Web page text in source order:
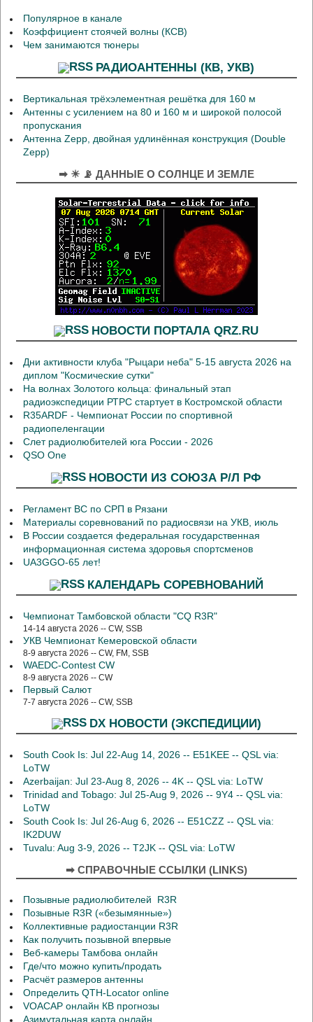
Популярное в канале
Коэффициент стоячей волны (КСВ)
Чем занимаются тюнеры
РАДИОАНТЕННЫ (КВ, УКВ)
Вертикальная трёхэлементная решётка для 160 м
Антенны с усилением на 80 и 160 м и широкой полосой
пропускания
Антенна Zepp, двойная удлинённая конструкция (Double
Zepp)
➡ ☀ 📡 ДАННЫЕ О СОЛНЦЕ И ЗЕМЛЕ
НОВОСТИ ПОРТАЛА QRZ.RU
Дни активности клуба "Рыцари неба" 5-15 августа 2026 на
диплом "Космические сутки"
На волнах Золотого кольца: финальный этап
радиоэкспедиции РТРС стартует в Костромской области
R35ARDF - Чемпионат России по спортивной
радиопеленгации
Слет радиолюбителей юга России - 2026
QSO One
НОВОСТИ ИЗ СОЮЗА Р/Л РФ
Регламент ВС по СРП в Рязани
Материалы соревнований по радиосвязи на УКВ, июль
В России создается федеральная государственная
информационная система здоровья спортсменов
UA3GGO-65 лет!
КАЛЕНДАРЬ СОРЕВНОВАНИЙ
Чемпионат Тамбовской области "CQ R3R"
14-14 августа 2026 -- CW, SSB
УКВ Чемпионат Кемеровской области
8-9 августа 2026 -- CW, FM, SSB
WAEDC-Contest CW
8-9 августа 2026 -- CW
Первый Салют
7-7 августа 2026 -- CW, SSB
DX НОВОСТИ (ЭКСПЕДИЦИИ)
South Cook Is: Jul 22-Aug 14, 2026 -- E51KEE -- QSL via:
LoTW
Azerbaijan: Jul 23-Aug 8, 2026 -- 4K -- QSL via: LoTW
Trinidad and Tobago: Jul 25-Aug 9, 2026 -- 9Y4 -- QSL via:
LoTW
South Cook Is: Jul 26-Aug 6, 2026 -- E51CZZ -- QSL via:
IK2DUW
Tuvalu: Aug 3-9, 2026 -- T2JK -- QSL via: LoTW
➡ СПРАВОЧНЫЕ ССЫЛКИ (LINKS)
Позывные радиолюбителей R3R
Позывные R3R («безымянные»)
Коллективные радиостанции R3R
Как получить позывной впервые
Веб-камеры Тамбова онлайн
Где/что можно купить/продать
Расчёт размеров антенны
Определить QTH-Locator online
VOACAP онлайн КВ прогнозы
Азимутальная карта онлайн